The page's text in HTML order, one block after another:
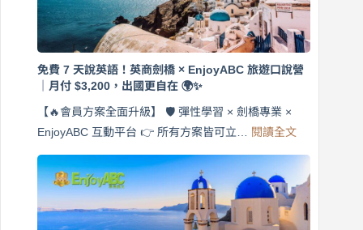
免費 7 天說英語！英商劍橋 × EnjoyABC 旅遊口說營
｜月付 $3,200，出國更自在 🌍✨
【🔥會員方案全面升級】 🛡️ 彈性學習 × 劍橋專業 ×
EnjoyABC 互動平台 👉 所有方案皆可立… 閱讀全文:
天
說
英